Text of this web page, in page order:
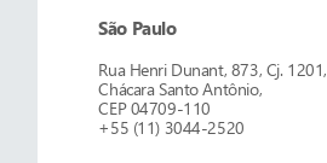
São Paulo
Rua Henri Dunant, 873, Cj. 1201,
Chácara Santo Antônio,
CEP 04709-110
+55 (11) 3044-2520